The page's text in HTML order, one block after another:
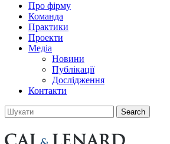
Про фірму
Команда
Практики
Проекти
Медіа
Новини
Публікації
Дослідження
Контакти